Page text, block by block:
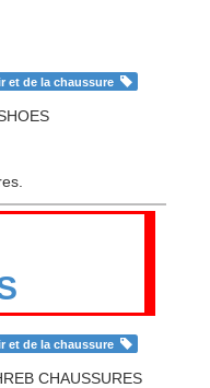
et de la chaussure
et de la chaussure
CHAUSSURES